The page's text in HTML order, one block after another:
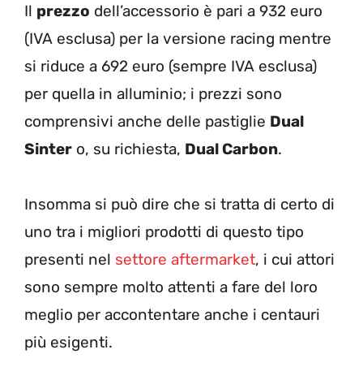
Il prezzo dell’accessorio è pari a 932 euro
(IVA esclusa) per la versione racing mentre
si riduce a 692 euro (sempre IVA esclusa)
per quella in alluminio; i prezzi sono
comprensivi anche delle pastiglie Dual
Sinter o, su richiesta, Dual Carbon.
Insomma si può dire che si tratta di certo di
uno tra i migliori prodotti di questo tipo
presenti nel settore aftermarket, i cui attori
sono sempre molto attenti a fare del loro
meglio per accontentare anche i centauri
più esigenti.